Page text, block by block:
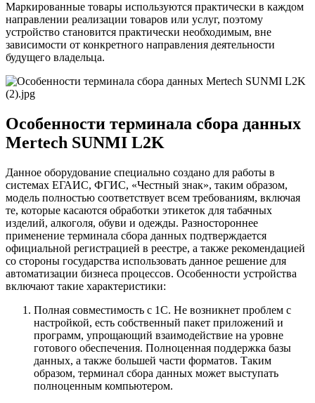
Маркированные товары используются практически в каждом
направлении реализации товаров или услуг, поэтому
устройство становится практически необходимым, вне
зависимости от конкретного направления деятельности
будущего владельца.
Особенности терминала сбора данных
Mertech SUNMI L2K
Данное оборудование специально создано для работы в
системах ЕГАИС, ФГИС, «Честный знак», таким образом,
модель полностью соответствует всем требованиям, включая
те, которые касаются обработки этикеток для табачных
изделий, алкоголя, обуви и одежды. Разностороннее
применение терминала сбора данных подтверждается
официальной регистрацией в реестре, а также рекомендацией
со стороны государства использовать данное решение для
автоматизации бизнеса процессов. Особенности устройства
включают такие характеристики:
Полная совместимость с 1С. Не возникнет проблем с
настройкой, есть собственный пакет приложений и
программ, упрощающий взаимодействие на уровне
готового обеспечения. Полноценная поддержка базы
данных, а также большей части форматов. Таким
образом, терминал сбора данных может выступать
полноценным компьютером.